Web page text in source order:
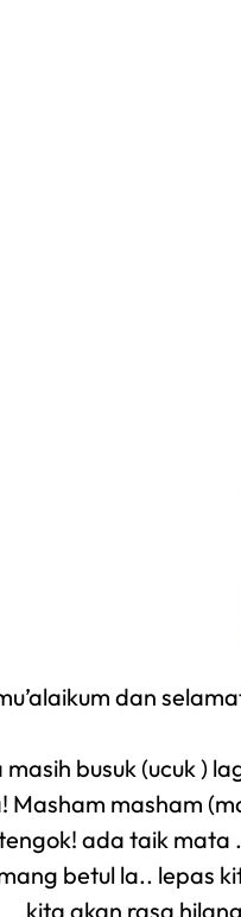
dan
masih busuk (ucuk )
Masham masham
ada taik mata
betul la.. lepas
kita akan rasa